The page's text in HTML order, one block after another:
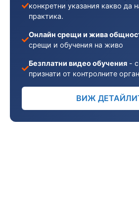
конкретни указания какво да
практика.
Онлайн срещи и жива
срещи и обучения на живо
Безплатни видео обучения -
признати от контролните
ВИЖ